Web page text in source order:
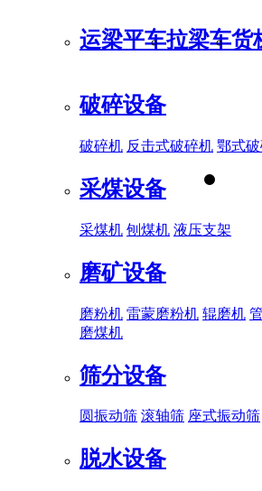
运梁平车拉梁车货
破碎设备
破碎机 反击式破碎机 鄂式
采煤设备
采煤机 刨煤机 液压支架
磨矿设备
磨粉机 雷蒙磨粉机 辊磨机
磨煤机
筛分设备
圆振动筛 滚轴筛 座式振动筛
脱水设备